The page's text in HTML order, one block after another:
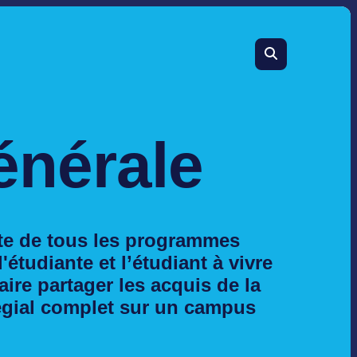
de tous les programmes
et l’étudiant à vivre
partager les acquis de la
complet sur un campus